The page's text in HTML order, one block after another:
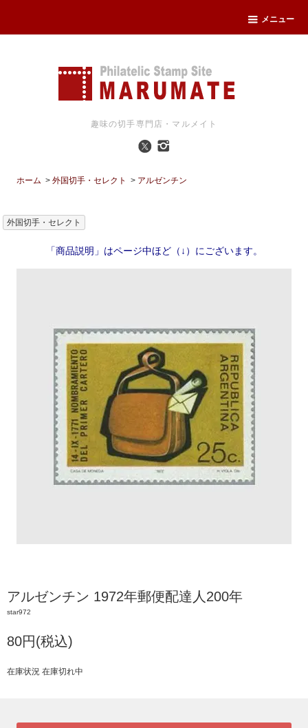
メニュー
趣味の切手専門店・マルメイト
ホーム >外国切手・セレクト > アルゼンチン
外国切手・セレクト
「商品説明」はページ中ほど（↓）にございます。
アルゼンチン 1972年郵便配達人200年
star972
80円(税込)
在庫状況 在庫切れ中